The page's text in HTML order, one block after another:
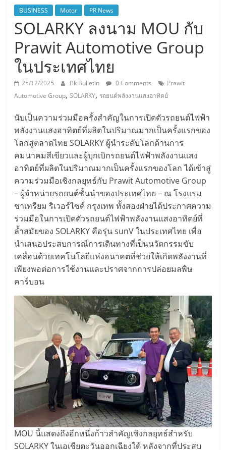
BUSINESS Motor PR News
SOLARKY ลงนาม MOU กับ
Prawit Automotive Group
ในประเทศไทย
25/12/2025 Bk Bulletin 0 Comments
Prawit
Automotive Group,SOLARKY, รถยนต์พลังงานแสงอาทิตย์
นับเป็นความร่วมมือครั้งสำคัญในการเปิดตัวรถยนต์ไฟฟ้า
พลังงานแสงอาทิตย์ที่ผลิตในปริมาณมากเป็นครั้งแรกของ
โลกสู่ตลาดไทย SOLARKY ผู้นำระดับโลกด้านการ
คมนาคมสีเขียวและผู้บุกเบิกรถยนต์ไฟฟ้าพลังงานแสง
อาทิตย์ที่ผลิตในปริมาณมากเป็นครั้งแรกของโลก ได้เข้าสู่
ความร่วมมือเชิงกลยุทธ์กับ Prawit Automotive Group
– ผู้จำหน่ายรถยนต์ชั้นนำของประเทศไทย – ณ โรงแรม
ชาเทรียม ริเวอร์ไซด์ กรุงเทพ ทั้งสองฝ่ายได้ประกาศความ
ร่วมมือในการเปิดตัวรถยนต์ไฟฟ้าพลังงานแสงอาทิตย์ที่
ล้ำสมัยของ SOLARKY คือรุ่น sunV ในประเทศไทย เพื่อ
นำเสนอประสบการณ์การเดินทางที่เป็นนวัตกรรมขับ
เคลื่อนด้วยเทคโนโลยีแห่งอนาคตที่ช่วยให้เกิดพลังงานที่
เพียงพอต่อการใช้งานและปราศจากการปล่อยมลพิษ
คาร์บอน
MOU นี้แสดงถึงอีกหนึ่งก้าวสำคัญเชิงกลยุทธ์สำหรับ
SOLARKY ในเอเชียตะวันออกเฉียงใต้ หลังจากที่ประสบ